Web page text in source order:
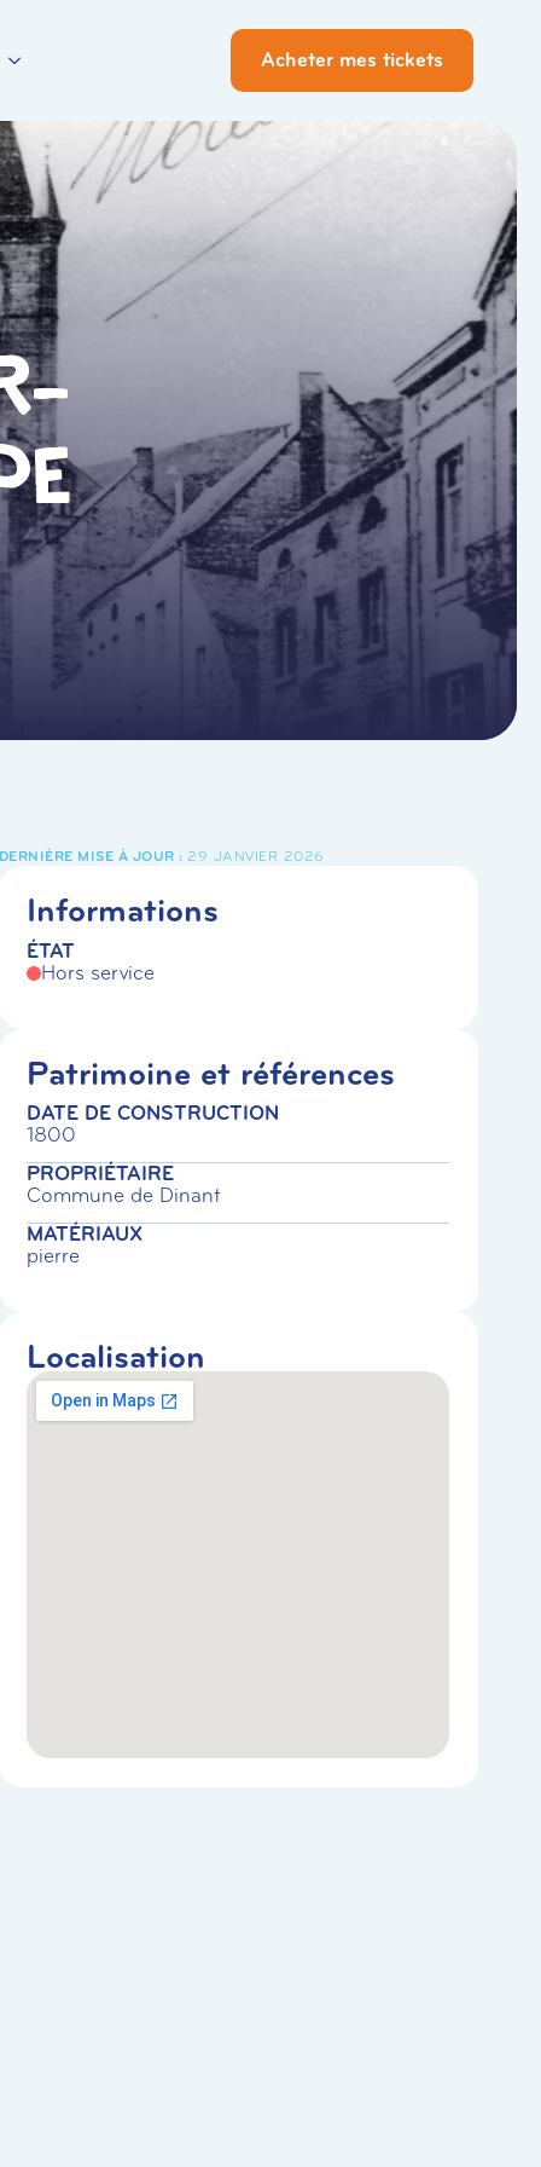
Acheter mes tickets
29 JANVIER 2026
Informations
ÉTAT
Hors service
Patrimoine et références
DATE DE CONSTRUCTION
1800
PROPRIÉTAIRE
Commune de Dinant
MATÉRIAUX
pierre
Localisation